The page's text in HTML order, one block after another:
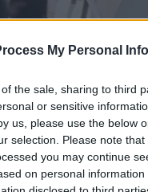
My Personal
the sale, sharing to third
or sensitive
us, please use the below
selection. Please note
you may continue
on personal information